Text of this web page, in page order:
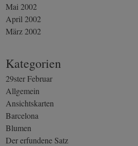
Mai 2002
April 2002
März 2002
Kategorien
29ster Februar
Allgemein
Ansichtskarten
Barcelona
Blumen
Der erfundene Satz